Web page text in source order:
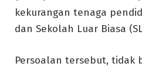
kekurangan tenaga
dan Sekolah Luar Biasa
Persoalan tersebut, tidak